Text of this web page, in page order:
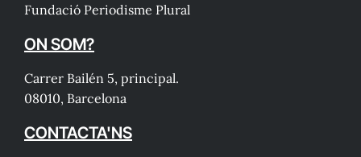
Fundació Periodisme Plural
ON SOM?
Carrer Bailén 5, principal.
08010, Barcelona
CONTACTA'NS